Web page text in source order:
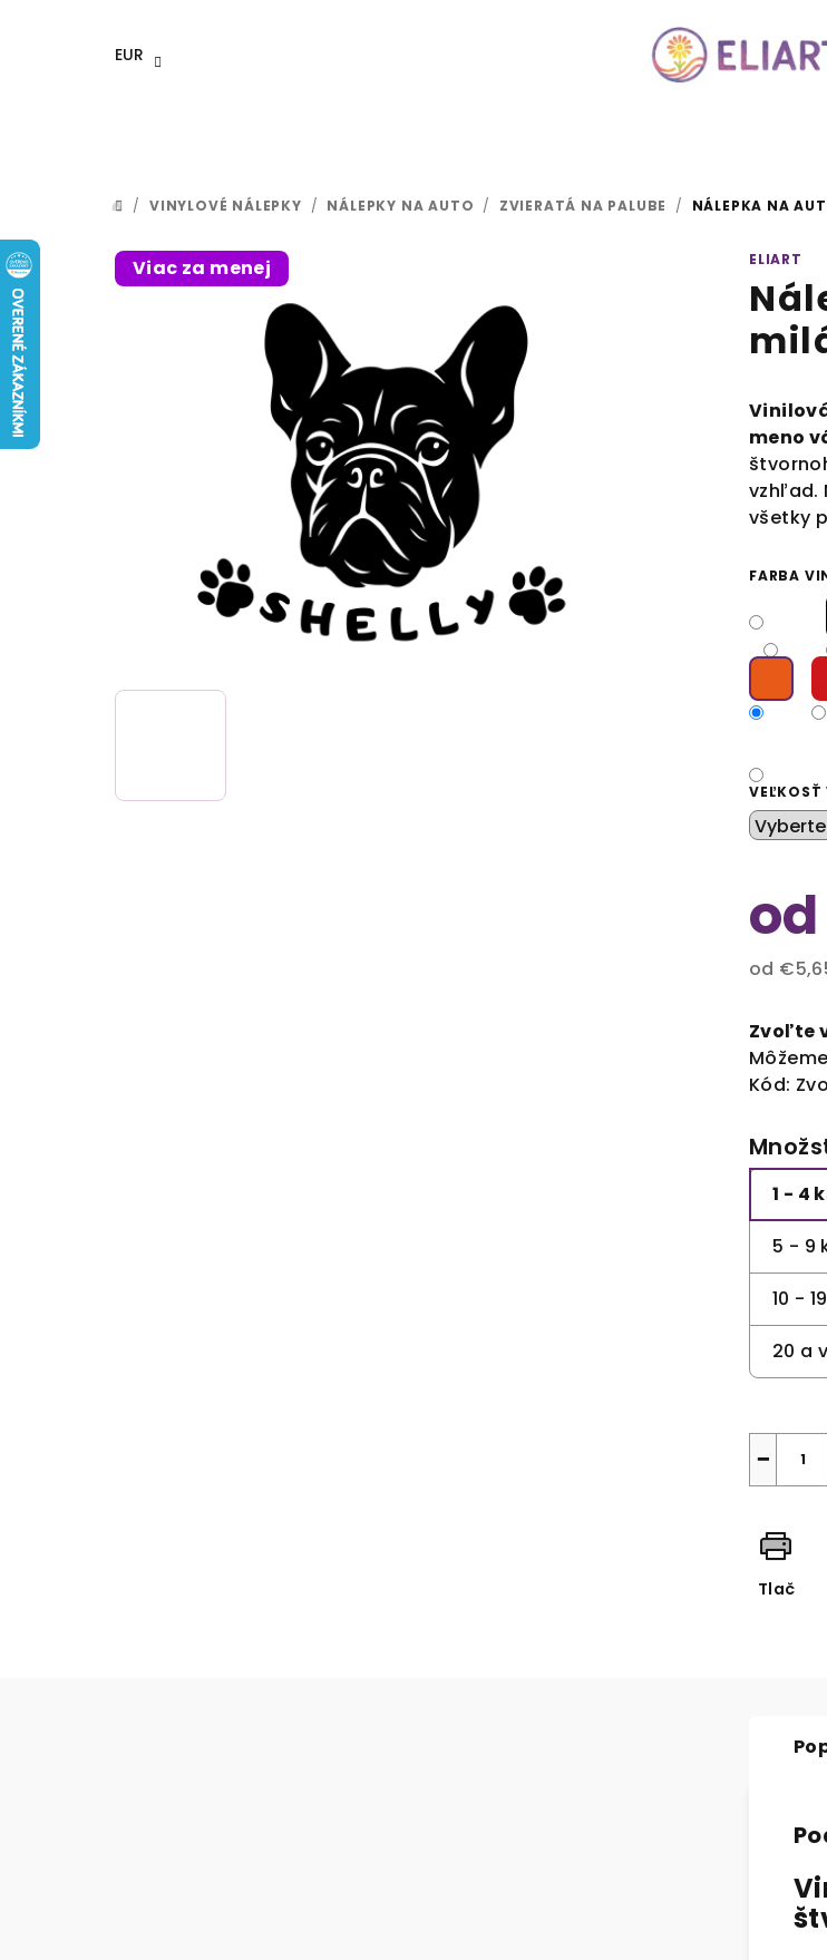
EUR
DOMOV
/ VINYLOVÉ NÁLEPKY / NÁLEPKY NA AUTO / ZVIERATÁ NA PALUBE / NÁLEPKA NA
ELIART
meno
vzhľad.
všetky
FARBA
VEĽKOSŤ
od
od
cena:
Zvoľte
Kód:
1 - 4
5 - 9
10 -
20 a
−
Tlač
Viac za menej